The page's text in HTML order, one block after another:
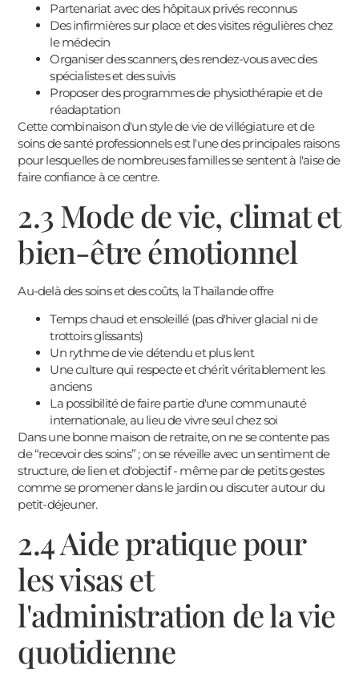
Partenariat avec des hôpitaux privés reconnus
Des infirmières sur place et des visites régulières chez
le médecin
Organiser des scanners, des rendez-vous avec des
spécialistes et des suivis
Proposer des programmes de physiothérapie et de
réadaptation
Cette combinaison d'un style de vie de villégiature et de
soins de santé professionnels est l'une des principales raisons
pour lesquelles de nombreuses familles se sentent à l'aise de
faire confiance à ce centre.
2.3 Mode de vie, climat et
bien-être émotionnel
Au-delà des soins et des coûts, la Thaïlande offre
Temps chaud et ensoleillé (pas d'hiver glacial ni de
trottoirs glissants)
Un rythme de vie détendu et plus lent
Une culture qui respecte et chérit véritablement les
anciens
La possibilité de faire partie d'une communauté
internationale, au lieu de vivre seul chez soi
Dans une bonne maison de retraite, on ne se contente pas
de “recevoir des soins” ; on se réveille avec un sentiment de
structure, de lien et d'objectif - même par de petits gestes
comme se promener dans le jardin ou discuter autour du
petit-déjeuner.
2.4 Aide pratique pour
les visas et
l'administration de la vie
quotidienne
Suomi
한국어
Português
עִבְרִית